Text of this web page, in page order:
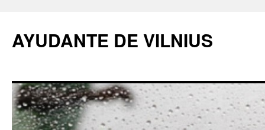
AYUDANTE DE VILNIUS